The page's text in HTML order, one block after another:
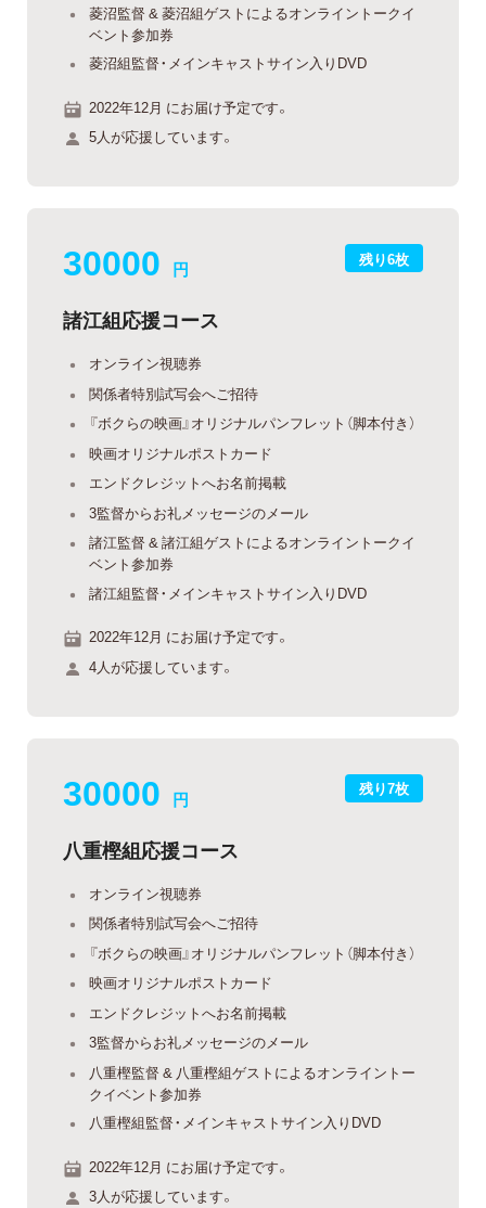
菱沼監督 & 菱沼組ゲストによるオンライントークイ
ベント参加券
菱沼組監督・メインキャストサイン入りDVD
2022年12月 にお届け予定です。
5人が応援しています。
残り6枚
30000 円
諸江組応援コース
オンライン視聴券
関係者特別試写会へご招待
『ボクらの映画』オリジナルパンフレット（脚本付き）
映画オリジナルポストカード
エンドクレジットへお名前掲載
3監督からお礼メッセージのメール
諸江監督 & 諸江組ゲストによるオンライントークイ
ベント参加券
諸江組監督・メインキャストサイン入りDVD
2022年12月 にお届け予定です。
4人が応援しています。
残り7枚
30000 円
八重樫組応援コース
オンライン視聴券
関係者特別試写会へご招待
『ボクらの映画』オリジナルパンフレット（脚本付き）
映画オリジナルポストカード
エンドクレジットへお名前掲載
3監督からお礼メッセージのメール
八重樫監督 & 八重樫組ゲストによるオンライントー
クイベント参加券
八重樫組監督・メインキャストサイン入りDVD
2022年12月 にお届け予定です。
3人が応援しています。